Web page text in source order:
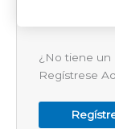
¿No tiene un
Regístrese